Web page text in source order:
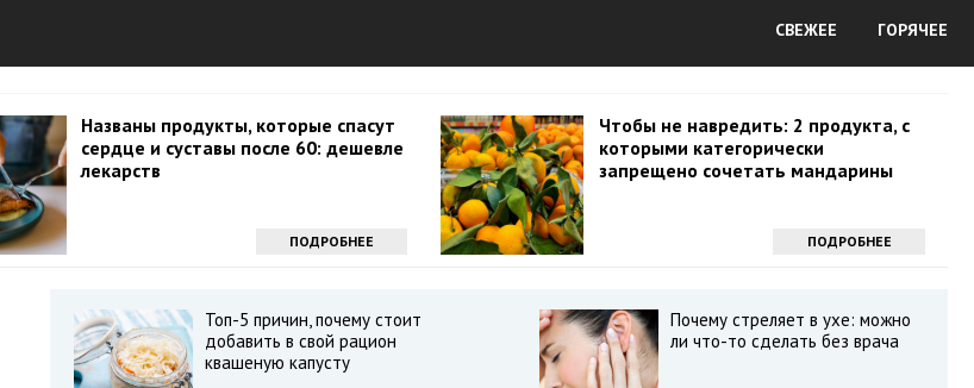
СВЕЖЕЕ ГОРЯЧЕЕ
Названы продукты, которые спасут
сердце и суставы после 60: дешевле
лекарств
ПОДРОБНЕЕ
Чтобы не навредить: 2 продукта, с
которыми категорически
запрещено сочетать мандарины
ПОДРОБНЕЕ
Топ-5 причин, почему стоит
добавить в свой рацион
квашеную капусту
Почему стреляет в ухе: можно
ли что-то сделать без врача